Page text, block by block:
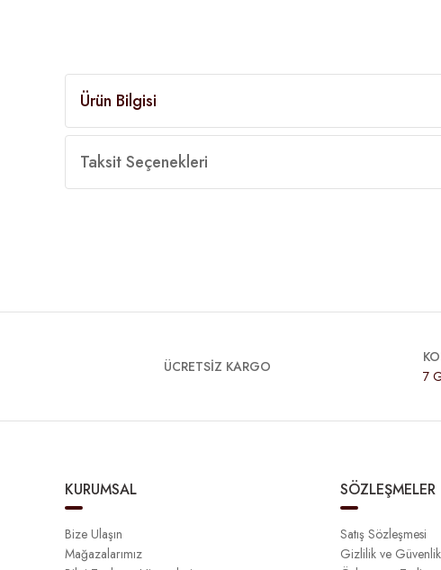
Ürün Bilgisi
Taksit Seçenekleri
ÜCRETSİZ KARGO
7
KURUMSAL
Bize Ulaşın
Mağazalarımız
SÖZLEŞMELER
Satış Sözleşmesi
Gizlilik ve Güvenlik